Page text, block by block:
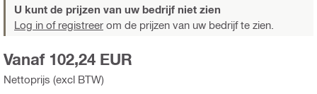
U kunt de prijzen van uw bedrijf niet zien
Log in of registreer om de prijzen van uw bedrijf te zien.
Nettoprijs (excl BTW)
Vanaf 102,24 EUR